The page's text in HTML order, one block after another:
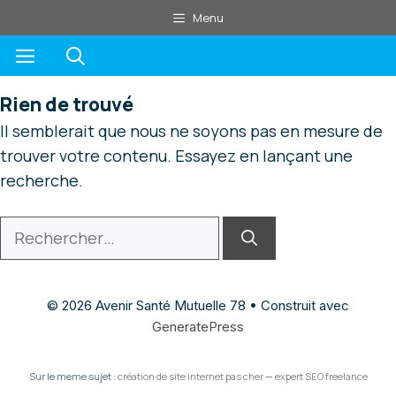
au
contenu
Menu
Menu
Rien de trouvé
Il semblerait que nous ne soyons pas en mesure de
trouver votre contenu. Essayez en lançant une
recherche.
Rechercher :
© 2026 Avenir Santé Mutuelle 78 • Construit avec
GeneratePress
Sur le meme sujet : création de site internet pas cher— expert SEO freelance